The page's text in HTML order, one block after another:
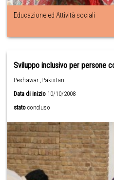
Educazione ed Attività sociali
Sviluppo inclusivo per persone
Peshawar ,Pakistan
Data di inizio 10/10/2008
stato concluso